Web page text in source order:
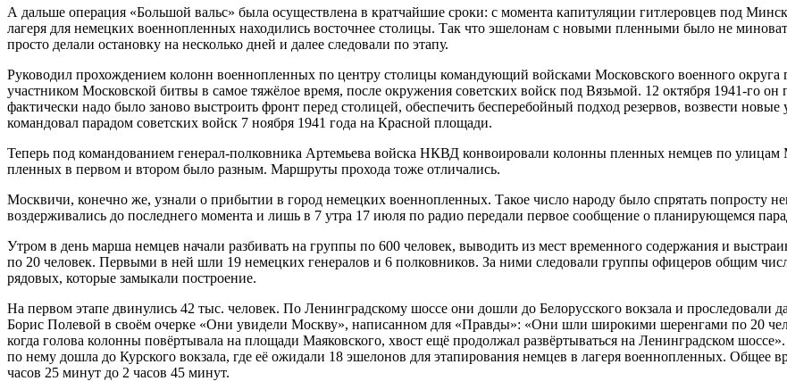
А дальше операция «Большой вальс» была осуществлена в кратчайшие сроки: с момента капитуляции гитлеровцев под
лагеря для немецких военнопленных находились восточнее столицы. Так что эшелонам с новыми пленными было не
просто делали остановку на несколько дней и далее следовали по этапу.
Руководил прохождением колонн военнопленных по центру столицы командующий войсками Московского военного
участником Московской битвы в самое тяжёлое время, после окружения советских войск под Вязьмой. 12 октября 1941-го
фактически надо было заново выстроить фронт перед столицей, обеспечить бесперебойный подход резервов, возвести
командовал парадом советских войск 7 ноября 1941 года на Красной площади.
Теперь под командованием генерал-полковника Артемьева войска НКВД конвоировали колонны пленных немцев по
пленных в первом и втором было разным. Маршруты прохода тоже отличались.
Москвичи, конечно же, узнали о прибытии в город немецких военнопленных. Такое число народу было спрятать попросту
воздерживались до последнего момента и лишь в 7 утра 17 июля по радио передали первое сообщение о планирующемся
Утром в день марша немцев начали разбивать на группы по 600 человек, выводить из мест временного содержания и
по 20 человек. Первыми в ней шли 19 немецких генералов и 6 полковников. За ними следовали группы офицеров общим
рядовых, которые замыкали построение.
На первом этапе двинулись 42 тыс. человек. По Ленинградскому шоссе они дошли до Белорусского вокзала и проследовали
Борис Полевой в своём очерке «Они увидели Москву», написанном для «Правды»: «Они шли широкими шеренгами по 20
когда голова колонны повёртывала на площади Маяковского, хвост ещё продолжал развёртываться на Ленинградском
по нему дошла до Курского вокзала, где её ожидали 18 эшелонов для этапирования немцев в лагеря военнопленных. Общее
часов 25 минут до 2 часов 45 минут.